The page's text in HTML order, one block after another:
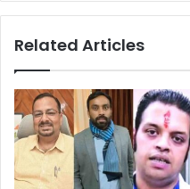
Related Articles